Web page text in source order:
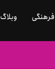
فرهنگی وبلاگ